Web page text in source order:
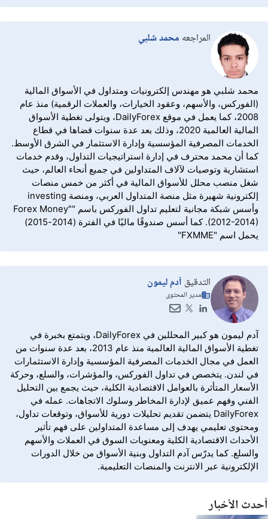
المراجعه محمد شلبي
محمد شلبي هو مهندس إلكترونيات ومتداول في الأسواق المالية
(الفوركس، والأسهم، وعقود الخيارات، والعملات الرقمية) منذ عام
2008، كما يعمل في موقع DailyForex، ويتولى تغطية الأسواق
المالية العالمية 2020، وذلك بعد عدة سنوات قضاها في قطاع
الخدمات المصرفية المؤسسية وإدارة الاستثمار في الشرق الأوسط.
كما أن محمد محترف في إدارة استراتيجيات التداول، وقدم خدمات
استشارية وتوصيات لآلاف المتداولين في جميع أنحاء العالم، حيث
شغل منصب محلل للأسواق المالية في أكثر من خمس منصات
إلكترونية شهيرة مثل منصة المتداول العربي، ومنصة investing
وأسس شبكة مجانية لتعليم تداول الفوركس باسم "Forex Money"
(2012-2014). كما أسس صندوقًا ماليًا في الفترة (2014-2015)
يحمل اسم "FXMME"
التدقيق آدم ليمون
مدير المحتوى
آدم ليمون هو كبير المحللين في DailyForex، ويتمتع بخبرة في
تغطية الأسواق المالية العالمية منذ عام 2013، بعد عدة سنوات من
العمل في مجال الخدمات المصرفية المؤسسية وإدارة الاستثمارات
في لندن. يتخصص في تداول الفوركس، والمؤشرات، والسلع، وحركة
الأسعار المتأثرة بالعوامل الاقتصادية الكلية، حيث يجمع بين التحليل
الفني وفهم عميق لإدارة المخاطر وسلوك الاتجاهات. عمله في
DailyForex يتضمن تقديم تحليلات دورية للأسواق، وتوقعات تداول،
ومحتوى تعليمي يهدف إلى مساعدة المتداولين على فهم تأثير
الأحداث الاقتصادية الكلية ومعنويات السوق في العملات والأسهم
والسلع. كما يدرّس آدم التداول وبنية الأسواق من خلال الدورات
الإلكترونية عبر الانترنت والمنصات التعليمية.
أحدث الأخبار